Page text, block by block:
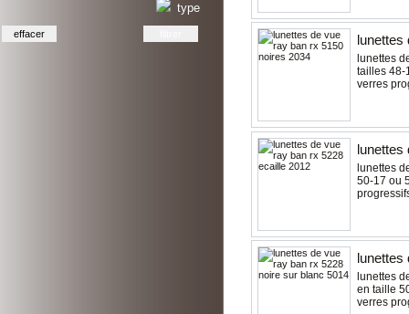
type
lunettes
tailles 48-
verres
lunettes
lunettes
50-17 ou
lunettes
en taille
verres